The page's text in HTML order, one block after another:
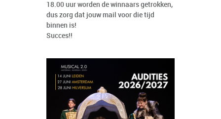
18.00 uur worden de winnaars getrokken,
dus zorg dat jouw mail voor die tijd
binnen is!
Succes!!